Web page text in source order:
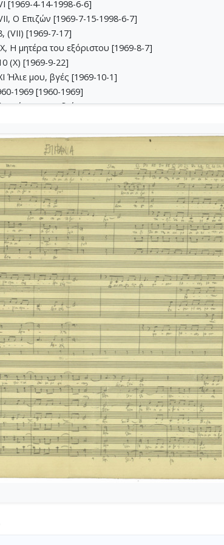
[1969-4-14-1998-6-6]
Ο Επιζών [1969-7-15-1998-6-7]
(VII) [1969-7-17]
Η μητέρα του εξόριστου [1969-8-7]
(Χ) [1969-9-22]
Ήλιε μου, βγές [1969-10-1]
1969 [1960-1969]
τραγουδιών [1969-1970]
Τραγούδια [1970-3-23]
του αγώνα [1967-7-1971-1-5]
για φιλμ) [1971-1]
4-5]
(Μουσική για φιλμ) [1971-1972]
της Πικρής Πατρίδας [1972-5-13]
[7971-7-18-1972-12-31]
1-20]
5-23]
[1973-7-1-1973-7-17]
[1973-8]
[1973-11-18]
[1973]
Τραγούδια και Μπαλλάντες [1973-7-5-1974-6-5]
for the sun
Λαός [1974-9-15]
[1975-3-28-1975-5-7]
12-19]
[1975]
Κολόμβος [1975]
[1975]
[1976-1-16]
στη νύχτα [1976-5-13]
10-20]